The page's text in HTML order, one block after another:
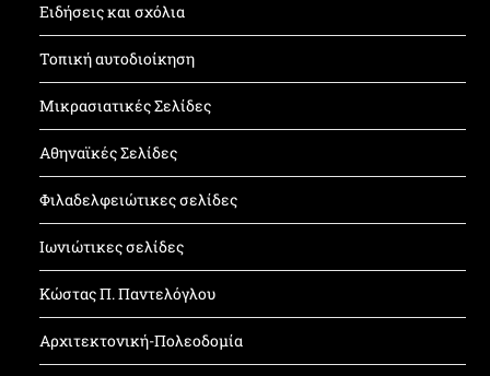
Ειδήσεις και σχόλια
Τοπική αυτοδιοίκηση
Μικρασιατικές Σελίδες
Αθηναϊκές Σελίδες
Φιλαδελφειώτικες σελίδες
Ιωνιώτικες σελίδες
Κώστας Π. Παντελόγλου
Αρχιτεκτονική-Πολεοδομία